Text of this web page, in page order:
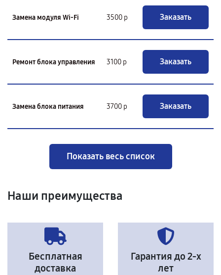
Замена модуля Wi-Fi 3500 р Заказать
Ремонт блока управления 3100 р Заказать
Замена блока питания 3700 р Заказать
Показать весь список
Наши преимущества
Бесплатная
доставка
Гарантия до 2-х
лет